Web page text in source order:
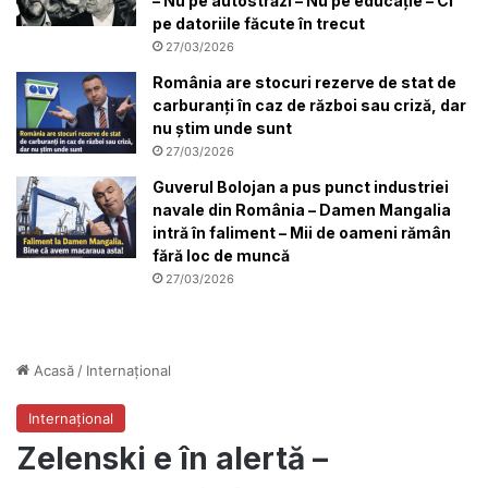
pe datoriile făcute în trecut
27/03/2026
România are stocuri rezerve de stat de
carburanți în caz de război sau criză, dar
nu știm unde sunt
27/03/2026
Guverul Bolojan a pus punct industriei
navale din România – Damen Mangalia
intră în faliment – Mii de oameni rămân
fără loc de muncă
27/03/2026